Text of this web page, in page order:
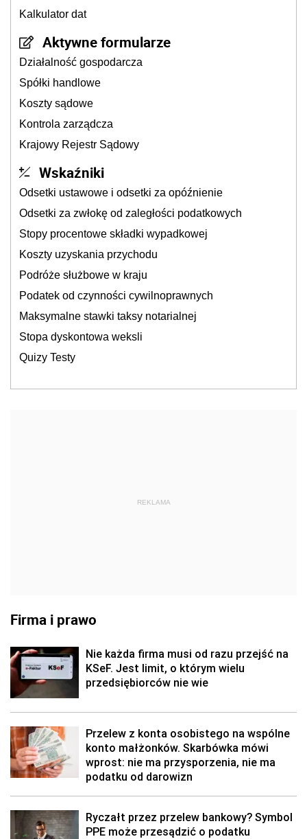
Kalkulator dat
Aktywne formularze
Działalność gospodarcza
Spółki handlowe
Koszty sądowe
Kontrola zarządcza
Krajowy Rejestr Sądowy
Wskaźniki
Odsetki ustawowe i odsetki za opóźnienie
Odsetki za zwłokę od zaległości podatkowych
Stopy procentowe składki wypadkowej
Koszty uzyskania przychodu
Podróże służbowe w kraju
Podatek od czynności cywilnoprawnych
Maksymalne stawki taksy notarialnej
Stopa dyskontowa weksli
Quizy Testy
REKLAMA
Firma i prawo
Nie każda firma musi od razu przejść na
KSeF. Jest limit, o którym wielu
przedsiębiorców nie wie
Przelew z konta osobistego na wspólne
konto małżonków. Skarbówka mówi
wprost: nie ma przysporzenia, nie ma
podatku od darowizn
Ryczałt przez przelew bankowy? Symbol
PPE może przesądzić o podatku